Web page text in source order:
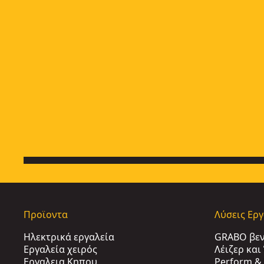
Προϊοντα
Ηλεκτρικά εργαλεία
Εργαλεία χειρός
Λύσεις
GRABO
Λέιζερ